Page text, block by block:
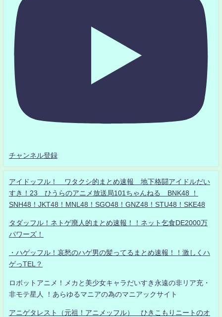
チャンネル登録
アイドッフル！ ワタクシ的まとめ速報 地下格闘アイドルだい
すき！23 ひうらのアニメ放送局101ちゃんねる BNK48 ！
SNH48！JKT48！MNL48！SGO48！GNZ48！STU48！SKE48
タダッフル！ネトゲ廃人的まとめ速報！！ネット乞食DE2000万
パワーズ！
・ハゲッフル！哀愁のハゲ男の髪ってるまとめ速報！！激しくハ
ゲっTEL？
ロボットアニメ！メカと美少女キャラだいすき永遠の非リア充・
非モテ星人 ！あらゆるマニアの為のマニアックサイト
アニゲタレスト（元祖！アニメッフル） ひきこもりニートのオ